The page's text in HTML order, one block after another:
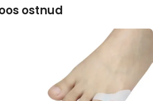
ostnud